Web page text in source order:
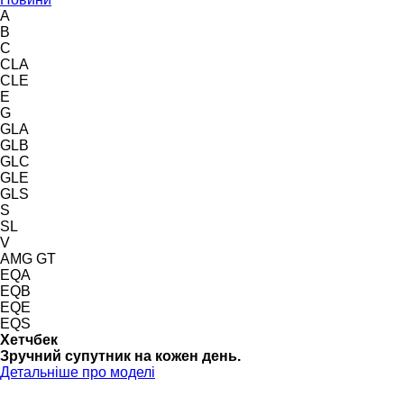
A
B
C
CLA
CLE
E
G
GLA
GLB
GLC
GLE
GLS
S
SL
V
AMG GT
EQA
EQB
EQE
EQS
Хетчбек
Зручний супутник на кожен день.
Детальніше про моделі